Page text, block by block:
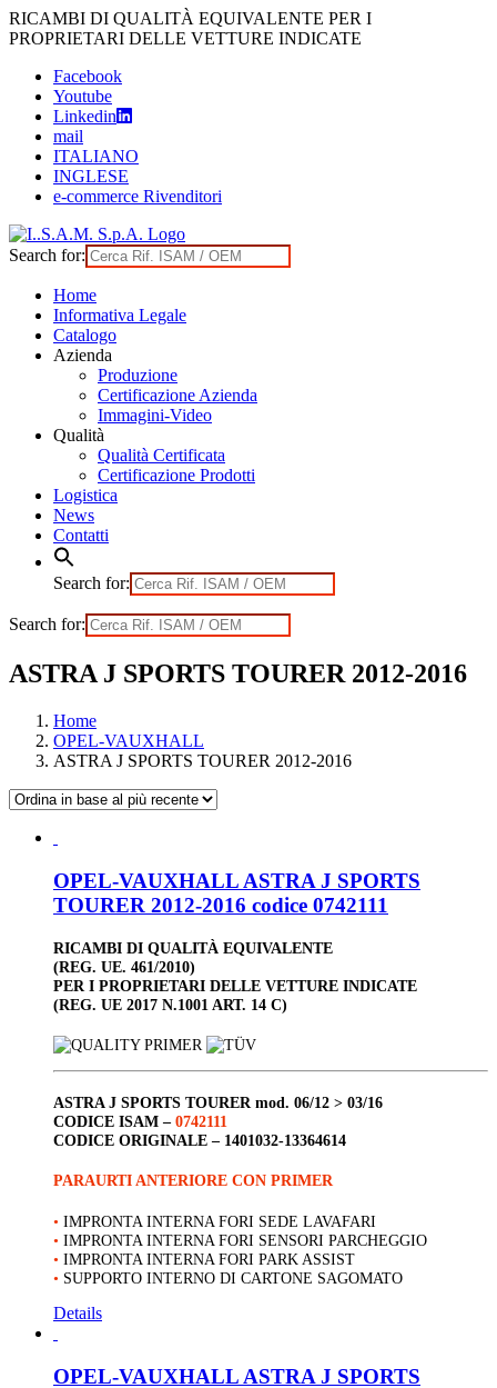
Skip
to
RICAMBI DI QUALITÀ EQUIVALENTE PER I
PROPRIETARI DELLE VETTURE INDICATE
Facebook
Youtube
Linkedin
mail
ITALIANO
INGLESE
e-commerce Rivenditori
Search for:
Home
Informativa Legale
Catalogo
Azienda
Produzione
Certificazione Azienda
Immagini-Video
Qualità
Qualità Certificata
Certificazione Prodotti
Logistica
News
Contatti
Search for:
Search for:
ASTRA J SPORTS TOURER 2012-2016
Home
OPEL-VAUXHALL
ASTRA J SPORTS TOURER 2012-2016
OPEL-VAUXHALL ASTRA J SPORTS
TOURER 2012-2016 codice 0742111
RICAMBI DI QUALITÀ EQUIVALENTE
(REG. UE. 461/2010)
PER I PROPRIETARI DELLE VETTURE INDICATE
(REG. UE 2017 N.1001 ART. 14 C)
ASTRA J SPORTS TOURERmod. 06/12 > 03/16
CODICE ISAM – 0742111
CODICE ORIGINALE – 1401032-13364614
PARAURTI ANTERIORE CON PRIMER
• IMPRONTA INTERNA FORI SEDE LAVAFARI
• IMPRONTA INTERNA FORI SENSORI PARCHEGGIO
• IMPRONTA INTERNA FORI PARK ASSIST
• SUPPORTO INTERNO DI CARTONE SAGOMATO
Details
OPEL-VAUXHALL ASTRA J SPORTS